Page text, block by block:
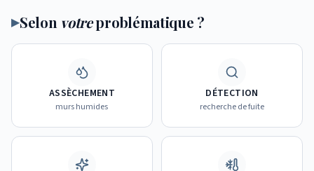
▶Selon votreproblématique ?
ASSÈCHEMENT
murs humides
DÉTECTION
recherche de fuite